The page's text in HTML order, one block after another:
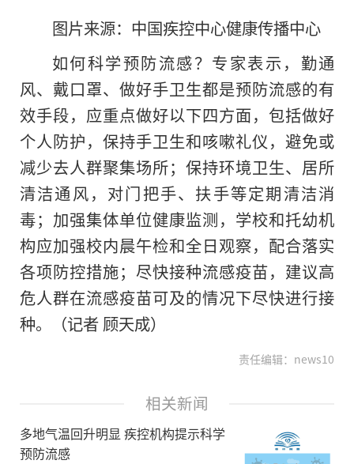
图片来源：中国疾控中心健康传播中心
如何科学预防流感？专家表示，勤通
风、戴口罩、做好手卫生都是预防流感的有
效手段，应重点做好以下四方面，包括做好
个人防护，保持手卫生和咳嗽礼仪，避免或
减少去人群聚集场所；保持环境卫生、居所
清洁通风，对门把手、扶手等定期清洁消
毒；加强集体单位健康监测，学校和托幼机
构应加强校内晨午检和全日观察，配合落实
各项防控措施；尽快接种流感疫苗，建议高
危人群在流感疫苗可及的情况下尽快进行接
种。（记者 顾天成）
责任编辑：news10
相关新闻
多地气温回升明显 疾控机构提示科学
预防流感